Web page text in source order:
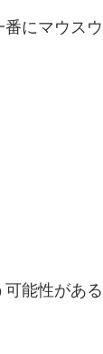
にマウスウ
能性がある